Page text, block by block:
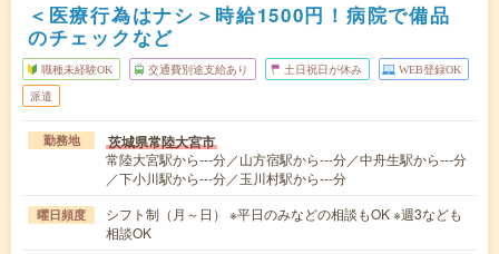
＜医療行為はナシ＞時給1500円！病院で備品
のチェックなど
職種未経験OK 交通費別途支給あり 土日祝日が休み WEB登録OK
派遣
勤務地 茨城県常陸大宮市
常陸大宮駅から---分／山方宿駅から---分／中舟生駅から---分
／下小川駅から---分／玉川村駅から---分
曜日頻度
シフト制（月～日） ※平日のみなどの相談もOK ※週3なども
相談OK